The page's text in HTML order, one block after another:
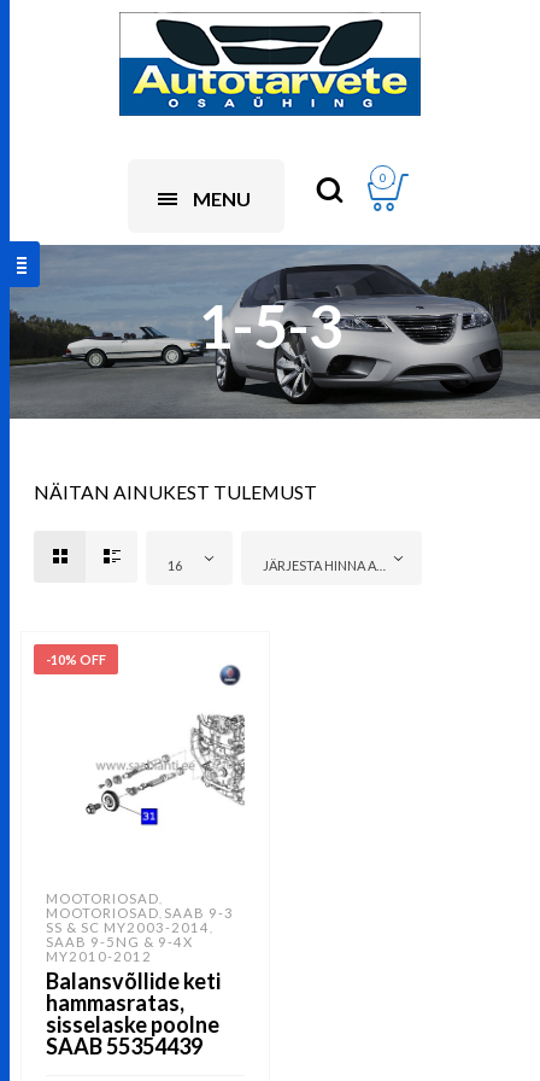
MENU
0
1-5-3
NÄITAN AINUKEST TULEMUST
16 JÄRJESTA HINNA ALUSEL: ODAVAMAST KALLIMANI
-10% OFF
MOOTORIOSAD
MOOTORIOSAD SAAB 9-3
SS & SC MY2003-2014
SAAB 9-5NG & 9-4X
MY2010-2012
Balansvõllide keti
hammasratas,
sisselaske poolne
SAAB 55354439